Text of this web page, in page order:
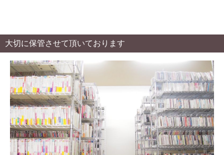
大切に保管させて頂いております